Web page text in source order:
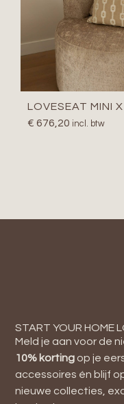
LOVESEAT MINI
€ 676,20 incl. btw
START YOUR HOME
Meld je aan voor de
10% korting op je
accessoires én blijf
nieuwe collecties,